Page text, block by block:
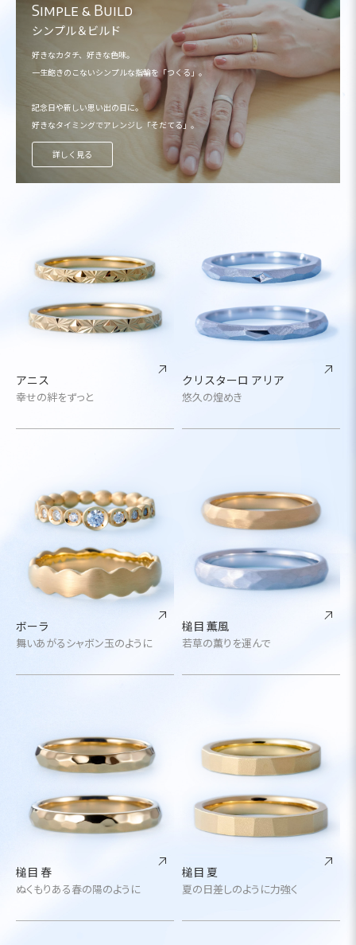
Simple & Build
シンプル＆ビルド
好きなカタチ、好きな色味。
一生飽きのこないシンプルな指輪を「つくる」。
記念日や新しい思い出の日に。
好きなタイミングでアレンジし「そだてる」。
詳しく見る
アニス
幸せの絆をずっと
クリスターロ アリア
悠久の煌めき
ボーラ
舞いあがるシャボン玉のように
槌目 薫風
若草の薫りを運んで
槌目 春
ぬくもりある春の陽のように
槌目 夏
夏の日差しのように力強く